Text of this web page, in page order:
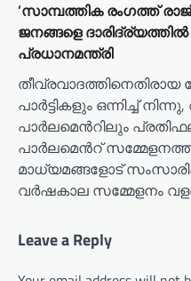
‘സാമ്പത്തിക രംഗത്ത്
ജനങ്ങളെ ദാരിദ്ര്യത്തിൽ
പ്രധാനമന്ത്രി
പാർട്ടികളും ഒന്നിച്ച്
പാർലമെന്‍റിലും
പാര്‍ലമെന്‍റ്
മാധ്യമങ്ങളോട്
വർഷകാല സമ്മേളനം
Leave a Reply